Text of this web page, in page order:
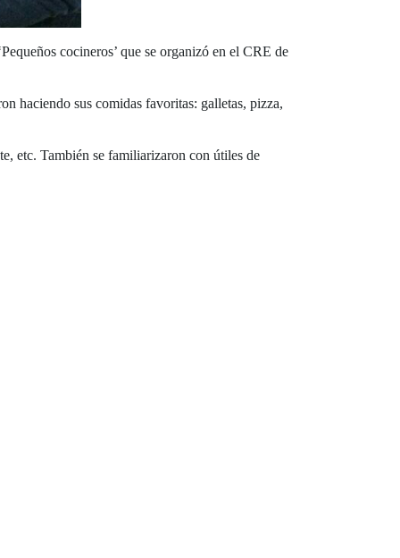
cocineros’ que se organizó en el CRE de
haciendo sus comidas favoritas: galletas, pizza,
etc. También se familiarizaron con útiles de